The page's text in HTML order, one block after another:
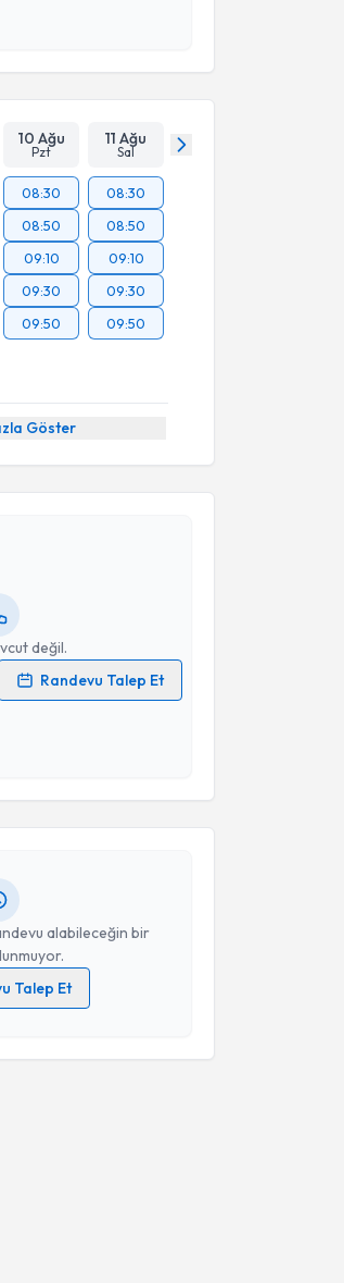
Gönder
10 Ağu
Pzt
11 Ağu
Sal
08:30
08:50
09:10
09:30
09:50
08:30
08:50
09:10
09:30
09:50
Göster
değil.
Randevu Talep Et
Gönder
alabileceğin bir
Talep Et
ilişkinAydınlatma Metni